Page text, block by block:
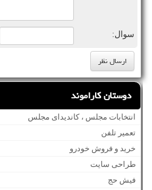
سوال:
دوستان کاراموند
انتخابات مجلس ، کاندیدای مجلس
تعمیر تلفن
خرید و فروش خودرو
طراحی سایت
فیش حج